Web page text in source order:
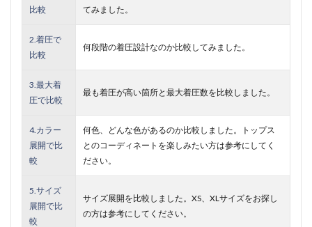
比較
てみました。
2.着圧で
比較
何段階の着圧設計なのか比較してみました。
3.最大着
圧で比較
最も着圧が高い箇所と最大着圧数を比較しました。
4.カラー
展開で比
較
何色、どんな色があるのか比較しました。トップス
とのコーディネートを楽しみたい方は参考にしてく
ださい。
5.サイズ
展開で比
較
サイズ展開を比較しました。XS、XLサイズをお探し
の方は参考にしてください。